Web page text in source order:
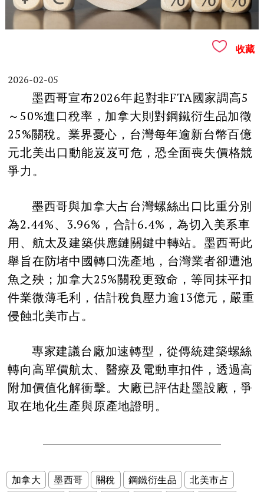
收藏
2026-02-05
墨西哥宣布2026年起對非FTA國家調高5
～50%進口稅率，加拿大則對鋼鐵衍生品加徵
25%關稅。業界憂心，台灣每年逾新台幣百億
元北美出口動能岌岌可危，恐全面喪失價格競
爭力。
墨西哥與加拿大占台灣螺絲出口比重分別
為2.44%、3.96%，合計6.4%，為切入美系車
用、航太及建築供應鏈關鍵中轉站。墨西哥此
舉旨在防堵中國轉口洗產地，台灣業者卻遭池
魚之殃；加拿大25%關稅更致命，等同抹平扣
件業微薄毛利，估計稅負壓力逾13億元，嚴重
侵蝕北美市占。
專家建議台廠加速轉型，從傳統建築螺絲
轉向高單價航太、醫療及電動車扣件，透過高
附加價值化解衝擊。大廠已評估赴墨設廠，爭
取在地化生產與原產地證明。
加拿大 墨西哥 關稅 鋼鐵衍生品
北美市占